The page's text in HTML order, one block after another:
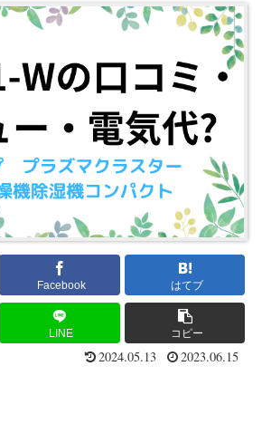
Facebook はてブ
LINE コピー
2024.05.13 2023.06.15